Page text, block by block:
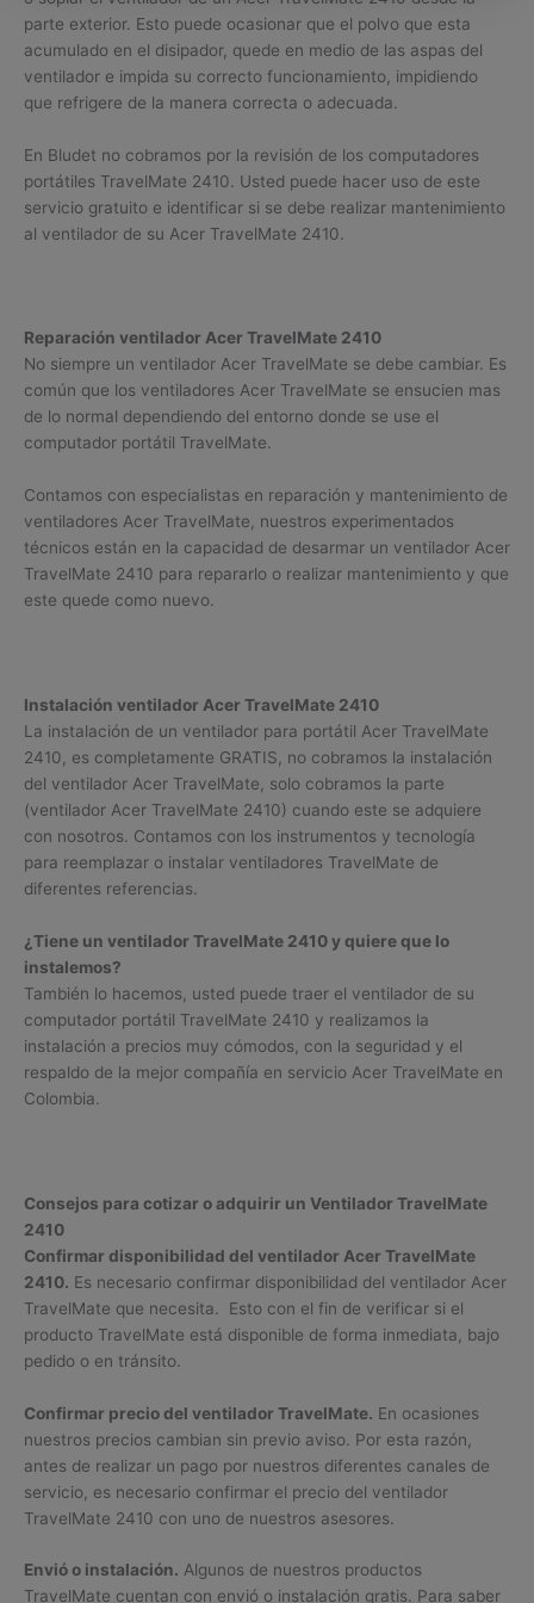
parte exterior. Esto puede ocasionar que el polvo que esta
acumulado en el disipador, quede en medio de las aspas del
ventilador e impida su correcto funcionamiento, impidiendo
que refrigere de la manera correcta o adecuada.
En Bludet no cobramos por la revisión de los computadores
portátiles TravelMate 2410. Usted puede hacer uso de este
servicio gratuito e identificar si se debe realizar mantenimiento
al ventilador de su Acer TravelMate 2410.
Reparación ventilador Acer TravelMate 2410
No siempre un ventilador Acer TravelMate se debe cambiar. Es
común que los ventiladores Acer TravelMate se ensucien mas
de lo normal dependiendo del entorno donde se use el
computador portátil TravelMate.
Contamos con especialistas en reparación y mantenimiento de
ventiladores Acer TravelMate, nuestros experimentados
técnicos están en la capacidad de desarmar un ventilador Acer
TravelMate 2410 para repararlo o realizar mantenimiento y que
este quede como nuevo.
Instalación ventilador Acer TravelMate 2410
La instalación de un ventilador para portátil Acer TravelMate
2410, es completamente GRATIS, no cobramos la instalación
del ventilador Acer TravelMate, solo cobramos la parte
(ventilador Acer TravelMate 2410) cuando este se adquiere
con nosotros. Contamos con los instrumentos y tecnología
para reemplazar o instalar ventiladores TravelMate de
diferentes referencias.
¿Tiene un ventilador TravelMate 2410 y quiere que lo
instalemos?
También lo hacemos, usted puede traer el ventilador de su
computador portátil TravelMate 2410 y realizamos la
instalación a precios muy cómodos, con la seguridad y el
respaldo de la mejor compañía en servicio Acer TravelMate en
Colombia.
Consejos para cotizar o adquirir un Ventilador TravelMate
2410
Confirmar disponibilidad del ventilador Acer TravelMate
2410. Es necesario confirmar disponibilidad del ventilador Acer
TravelMate que necesita. Esto con el fin de verificar si el
producto TravelMate está disponible de forma inmediata, bajo
pedido o en tránsito.
Confirmar precio del ventilador TravelMate. En ocasiones
nuestros precios cambian sin previo aviso. Por esta razón,
antes de realizar un pago por nuestros diferentes canales de
servicio, es necesario confirmar el precio del ventilador
TravelMate 2410 con uno de nuestros asesores.
Envió o instalación. Algunos de nuestros productos
TravelMate cuentan con envió o instalación gratis. Para saber